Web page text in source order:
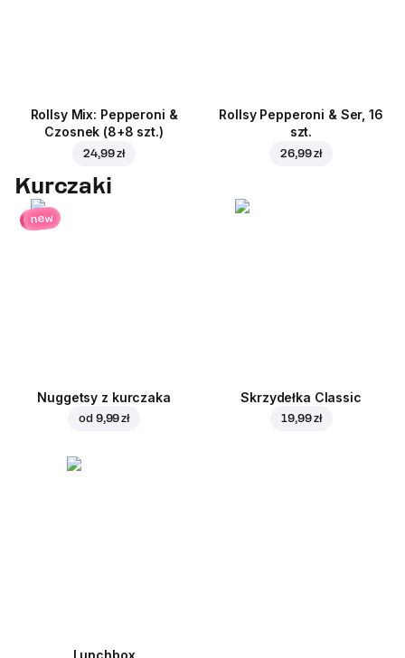
Rollsy Mix: Pepperoni &
Czosnek (8+8 szt.)
24,99 zł
Rollsy Pepperoni & Ser, 16
szt.
26,99 zł
Kurczaki
new
Nuggetsy z kurczaka
od 9,99 zł
Skrzydełka Classic
19,99 zł
Lunchbox